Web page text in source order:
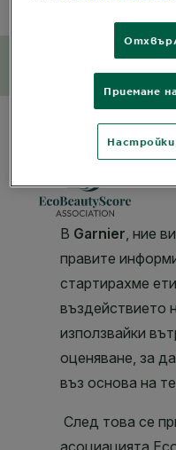
Въздействие
околната
CLOSE SUBPANEL
Приемане